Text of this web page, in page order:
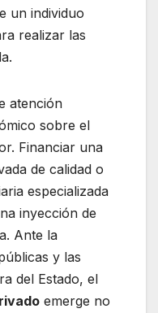
un individuo
realizar las
atención
sobre el
Financiar una
de calidad o
especializada
inyección de
Ante la
y las
del Estado, el
emerge no